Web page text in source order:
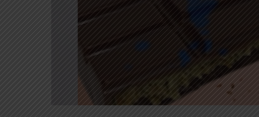
Tartinade de pistaches, pâte Kaitafi,
VOIR PLUS